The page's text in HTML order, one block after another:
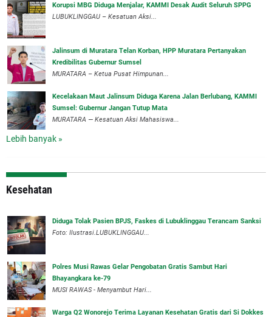
Korupsi MBG Diduga Menjalar, KAMMI Desak Audit Seluruh SPPG
‎LUBUKLINGGAU – Kesatuan Aksi...
‎Jalinsum di Muratara Telan Korban, HPP Muratara Pertanyakan
Kredibilitas Gubernur Sumsel
MURATARA – Ketua Pusat Himpunan...
‎Kecelakaan Maut Jalinsum Diduga Karena Jalan Berlubang, KAMMI
Sumsel: Gubernur Jangan Tutup Mata
‎MURATARA — Kesatuan Aksi Mahasiswa...
Lebih banyak »
Kesehatan
Diduga Tolak Pasien BPJS, Faskes di Lubuklinggau Terancam Sanksi
Foto: Ilustrasi.LUBUKLINGGAU...
Polres Musi Rawas Gelar Pengobatan Gratis Sambut Hari
Bhayangkara ke-79
MUSI RAWAS - Menyambut Hari...
Warga Q2 Wonorejo Terima Layanan Kesehatan Gratis dari Si Dokkes